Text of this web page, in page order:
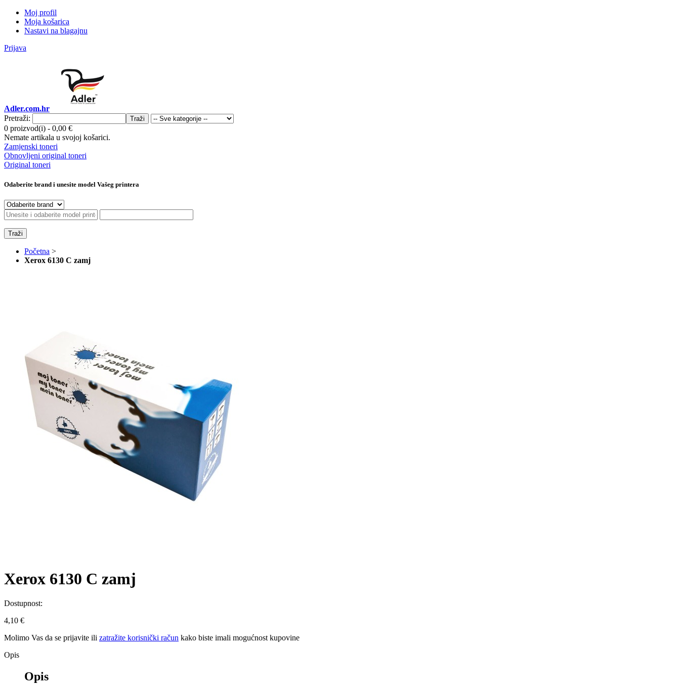
Moj profil
Moja košarica
Nastavi na blagajnu
Prijava
Adler.com.hr
Pretraži:
Traži
0 proizvod(i) - 0,00 €
Nemate artikala u svojoj košarici.
Zamjenski toneri
Obnovljeni original toneri
Original toneri
Odaberite brand i unesite model Vašeg printera
Traži
Početna >
Xerox 6130 C zamj
Xerox 6130 C zamj
Dostupnost:
4,10 €
Molimo Vas da se prijavite ili zatražite korisnički račun kako biste imali mogućnost kupovine
Opis
Opis